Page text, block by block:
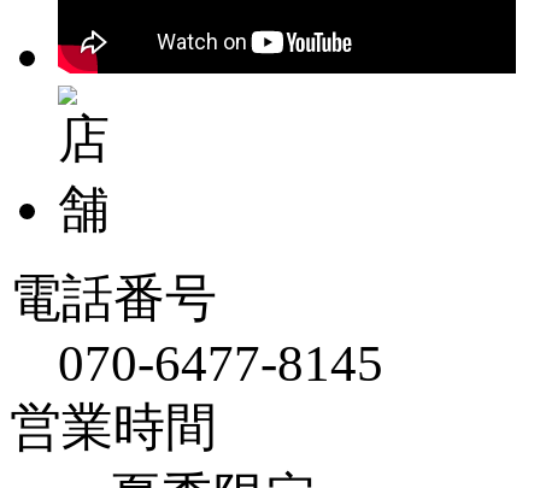
電話番号
070-6477-8145
営業時間